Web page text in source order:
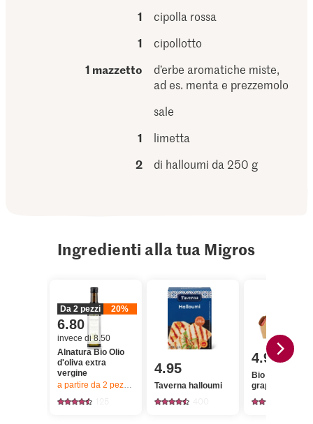
1
cipolla rossa
1
cipollotto
1 mazzetto
d’erbe aromatiche miste,
ad es. menta e prezzemolo
sale
1
limetta
2
di halloumi da 250 g
Ingredienti alla tua Migros
Da 2 pezzi 20%
6.80
invece di 8.50
Alnatura Bio Olio
d'oliva extra
vergine
a partire da 2 pezzi, Offerta valida solo dal 6.8 al 12.8.2026, fino a
4.95
Taverna halloumi
4.95
Bio Pomodori a
grappolo